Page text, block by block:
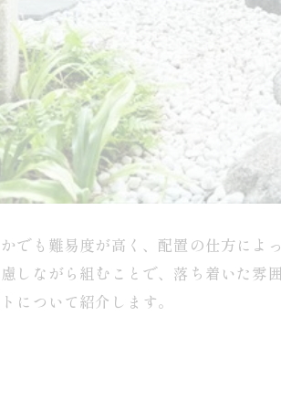
でも難易度が高く、配置の仕方によ
しながら組むことで、落ち着いた雰
について紹介します。